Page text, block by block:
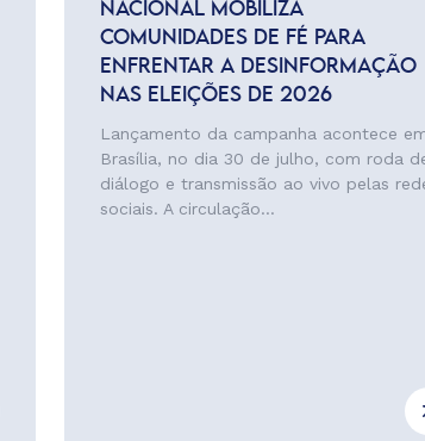
NACIONAL MOBILIZA
COMUNIDADES DE FÉ PARA
ENFRENTAR A DESINFORMAÇÃO
NAS ELEIÇÕES DE 2026
Lançamento da campanha acontece
Brasília, no dia 30 de julho, com roda
diálogo e transmissão ao vivo pelas
sociais. A circulação...